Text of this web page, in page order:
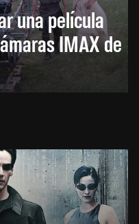
una película
IMAX de